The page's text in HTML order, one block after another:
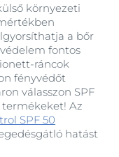
környezeti
a bőr
fontos
fényvédőt
válasszon SPF
Az
SPF 50
hatást